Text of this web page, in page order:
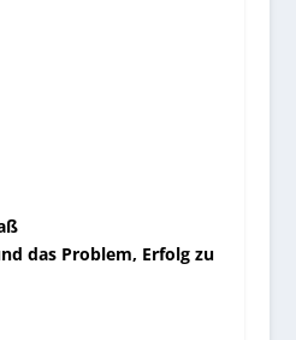
das Problem, Erfolg zu